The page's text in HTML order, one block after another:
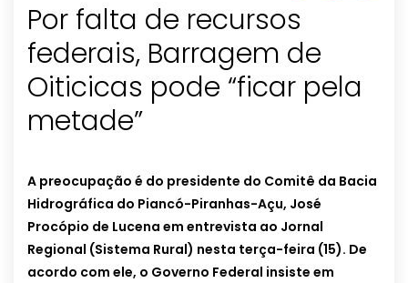
Por falta de recursos
federais, Barragem de
Oiticicas pode “ficar pela
metade”
A preocupação é do presidente do Comitê da Bacia
Hidrográfica do Piancó-Piranhas-Açu, José
Procópio de Lucena em entrevista ao Jornal
Regional (Sistema Rural) nesta terça-feira (15). De
acordo com ele, o Governo Federal insiste em